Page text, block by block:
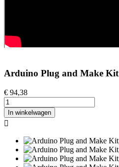
Arduino Plug and Make Kit
€ 94,38
In winkelwagen
